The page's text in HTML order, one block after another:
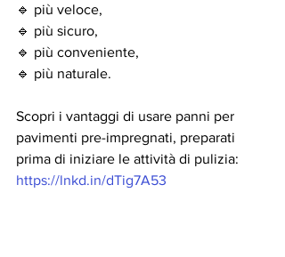
🔹 più veloce,
🔹 più sicuro,
🔹 più conveniente,
🔹 più naturale.
Scopri i vantaggi di usare panni per
pavimenti pre-impregnati, preparati
prima di iniziare le attività di pulizia:
https://lnkd.in/dTig7A53